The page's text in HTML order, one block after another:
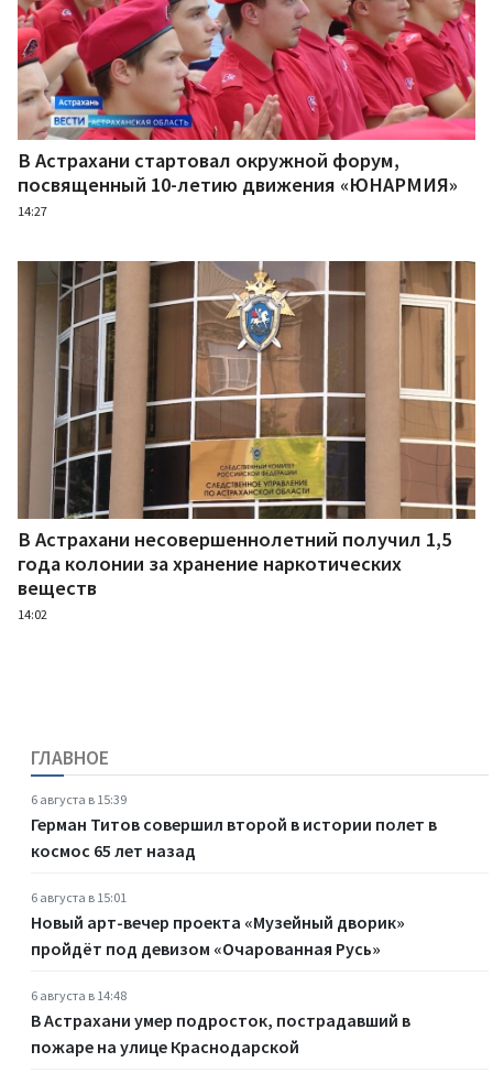
В Астрахани стартовал окружной форум,
посвященный 10-летию движения «ЮНАРМИЯ»
14:27
В Астрахани несовершеннолетний получил 1,5
года колонии за хранение наркотических
веществ
14:02
ГЛАВНОЕ
6 августа в 15:39
Герман Титов совершил второй в истории полет в
космос 65 лет назад
6 августа в 15:01
Новый арт-вечер проекта «Музейный дворик»
пройдёт под девизом «Очарованная Русь»
6 августа в 14:48
В Астрахани умер подросток, пострадавший в
пожаре на улице Краснодарской